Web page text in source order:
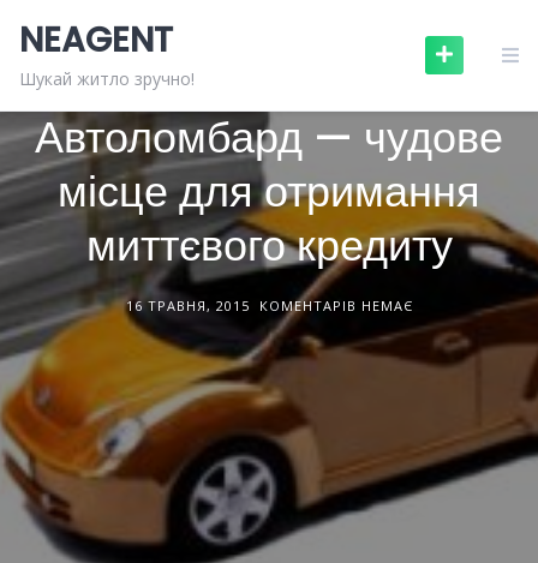
content
NEAGENT
Шукай житло зручно!БУДІВЕЛЬНА ТЕХНІКА
Автоломбард — чудове
місце для отримання
миттєвого кредиту
16 ТРАВНЯ, 2015 КОМЕНТАРІВ НЕМАЄ